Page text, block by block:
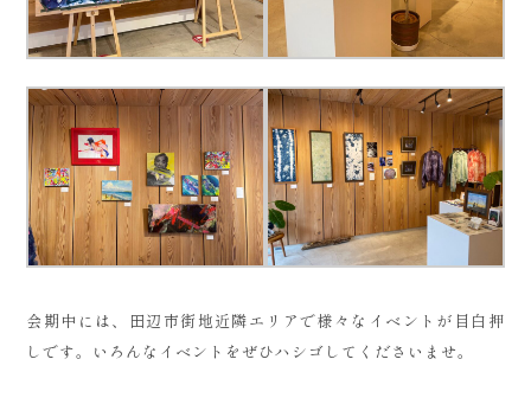
会期中には、田辺市街地近隣エリアで様々なイベントが目白押
しです。いろんなイベントをぜひハシゴしてくださいませ。